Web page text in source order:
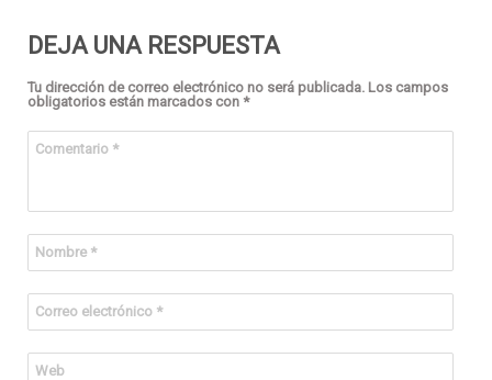
DEJA UNA RESPUESTA
Tu dirección de correo electrónico no será publicada. Los campos
obligatorios están marcados con *
Comentario *
Nombre *
Correo electrónico *
Web